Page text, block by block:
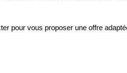
pour vous proposer une offre